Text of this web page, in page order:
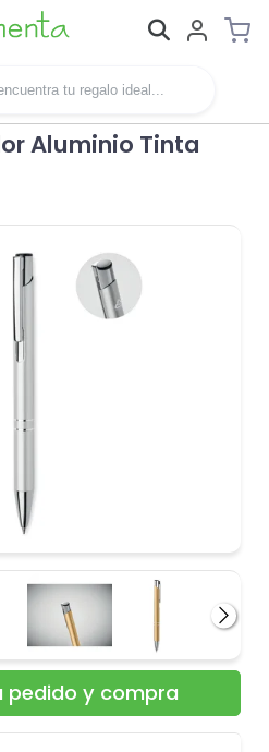
Aluminio Tinta
pedido y compra